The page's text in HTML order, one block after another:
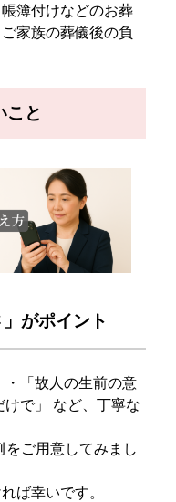
簿付けなどのお葬
家族の葬儀後の負
こと
がポイント
・「故人の生前の意
で」 など、丁寧な
ご用意してみまし
ば幸いです。